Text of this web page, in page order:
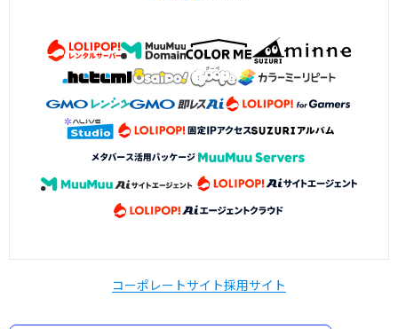
コーポレートサイト採用サイト